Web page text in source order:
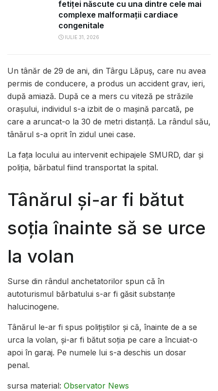
fetiței născute cu una dintre cele mai
complexe malformații cardiace
congenitale
IULIE 31, 2026
Un tânăr de 29 de ani, din Târgu Lăpuș, care nu avea
permis de conducere, a produs un accident grav, ieri,
după amiază. După ce a mers cu viteză pe străzile
oraşului, individul s-a izbit de o maşină parcată, pe
care a aruncat-o la 30 de metri distanţă. La rândul său,
tânărul s-a oprit în zidul unei case.
La faţa locului au intervenit echipajele SMURD, dar şi
poliţia, bărbatul fiind transportat la spital.
Tânărul și-ar fi bătut
soția înainte să se urce
la volan
Surse din rândul anchetatorilor spun că în
autoturismul bărbatului s-ar fi găsit substanțe
halucinogene.
Tânărul le-ar fi spus poliţiştilor şi că, înainte de a se
urca la volan, și-ar fi bătut soția pe care a încuiat-o
apoi în garaj. Pe numele lui s-a deschis un dosar
penal.
sursa material: Observator News